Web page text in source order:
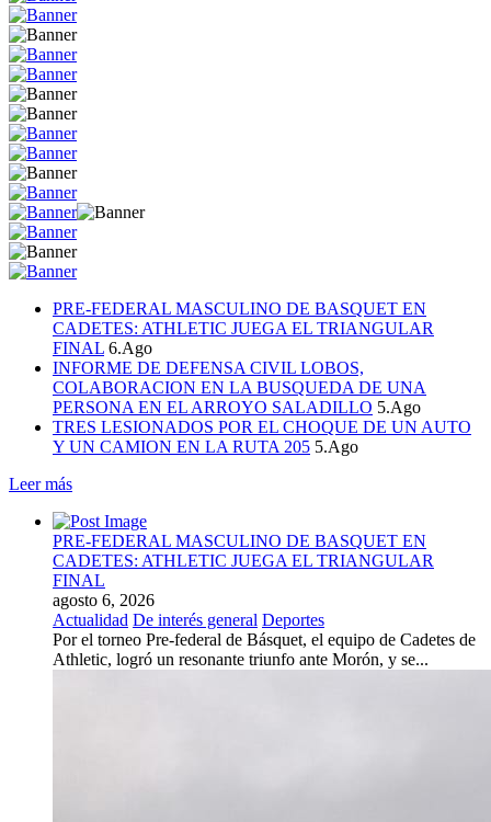
PRE-FEDERAL MASCULINO DE BASQUET EN
CADETES: ATHLETIC JUEGA EL TRIANGULAR
FINAL 6.Ago
INFORME DE DEFENSA CIVIL LOBOS,
COLABORACION EN LA BUSQUEDA DE UNA
PERSONA EN EL ARROYO SALADILLO 5.Ago
TRES LESIONADOS POR EL CHOQUE DE UN AUTO
Y UN CAMION EN LA RUTA 205 5.Ago
Leer más
PRE-FEDERAL MASCULINO DE BASQUET EN
CADETES: ATHLETIC JUEGA EL TRIANGULAR
FINAL
agosto 6, 2026
Actualidad De interés general Deportes
Por el torneo Pre-federal de Básquet, el equipo de Cadetes de
Athletic, logró un resonante triunfo ante Morón, y se...